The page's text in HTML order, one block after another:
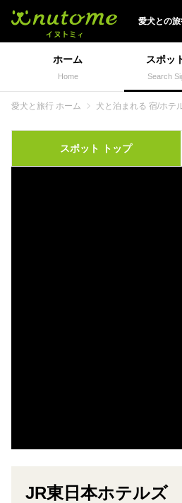
愛犬との
ホーム
Home
スポッ
Search
愛犬と旅行 ホーム 犬と泊まれる 宿/ホテ
スポット トップ
JR東日本ホテルズ